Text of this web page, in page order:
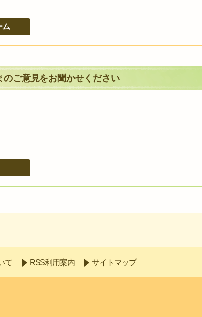
ご意見をお聞かせください
て RSS利用案内 サイトマップ